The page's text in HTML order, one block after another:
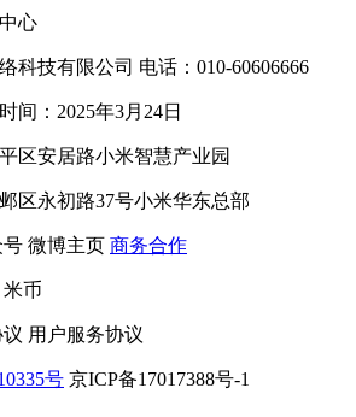
心
科技有限公司 电话：010-60606666
间：2025年3月24日
区安居路小米智慧产业园
区永初路37号小米华东总部
号 微博主页 商务合作
米币
用户服务协议
号 京ICP备17017388号-1